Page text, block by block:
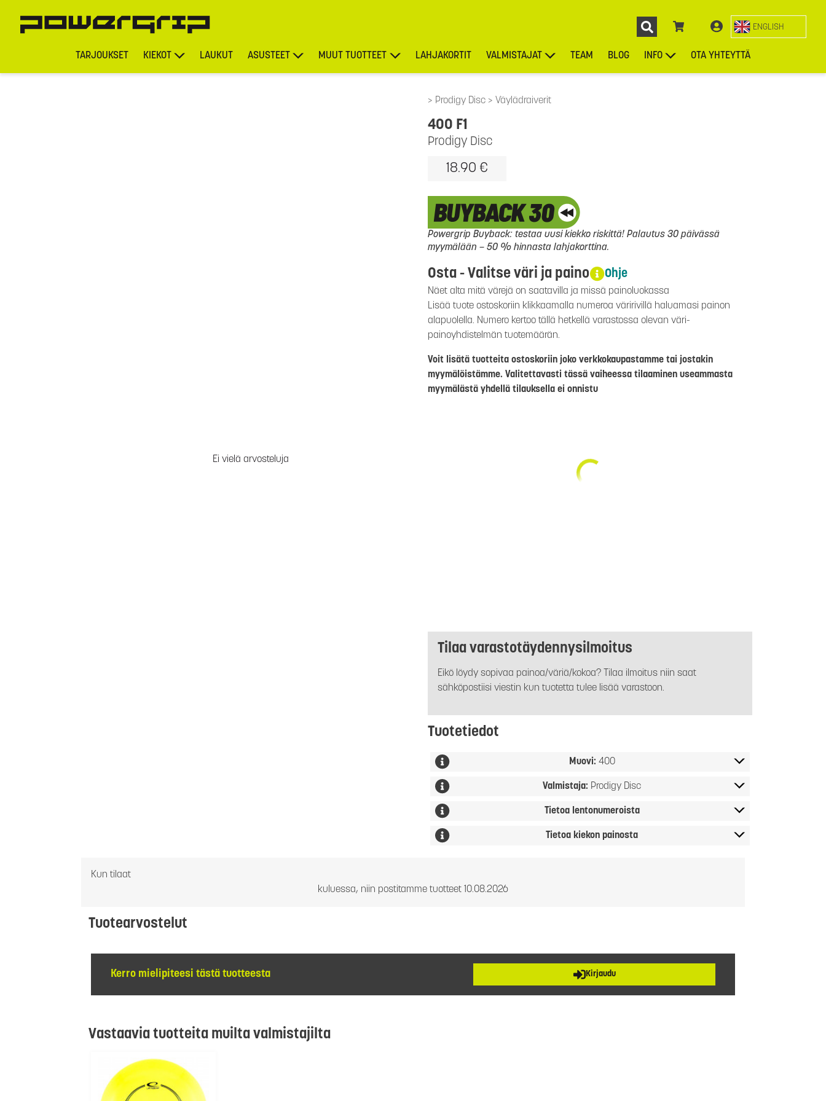
ENGLISH
TARJOUKSET KIEKOT LAUKUT ASUSTEET MUUT TUOTTEET LAHJAKORTIT VALMISTAJAT TEAM BLOG INFO OTA YHTEYTTÄ
Prodigy Disc Väylädraiverit
Ei vielä arvosteluja
Prodigy Disc
400 F1
18.90 €
Powergrip Buyback: testaa uusi kiekko riskittä! Palautus 30 päivässä
myymälään – 50 % hinnasta lahjakorttina.
Osta - Valitse väri ja paino Ohje
Näet alta mitä värejä on saatavilla ja missä painoluokassa
Lisää tuote ostoskoriin klikkaamalla numeroa väririvillä haluamasi painon
alapuolella. Numero kertoo tällä hetkellä varastossa olevan väri-
painoyhdistelmän tuotemäärän.
Voit lisätä tuotteita ostoskoriin joko verkkokaupastamme tai jostakin
myymälöistämme. Valitettavasti tässä vaiheessa tilaaminen useammasta
myymälästä yhdellä tilauksella ei onnistu
Tilaa varastotäydennysilmoitus
Eikö löydy sopivaa painoa/väriä/kokoa? Tilaa ilmoitus niin saat
sähköpostiisi viestin kun tuotetta tulee lisää varastoon.
Tuotetiedot
Muovi: 400
Valmistaja: Prodigy Disc
Tietoa lentonumeroista
Tietoa kiekon painosta
Kun tilaat
kuluessa, niin postitamme tuotteet 10.08.2026
Tuotearvostelut
Kerro mielipiteesi tästä tuotteesta Kirjaudu
Vastaavia tuotteita muilta valmistajilta